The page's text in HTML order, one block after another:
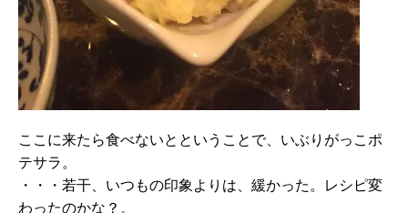
ここに来たら食べないとということで、いぶりがっこポ
テサラ。
・・・若干、いつもの印象よりは、緩かった。レシピ変
わったのかな？。